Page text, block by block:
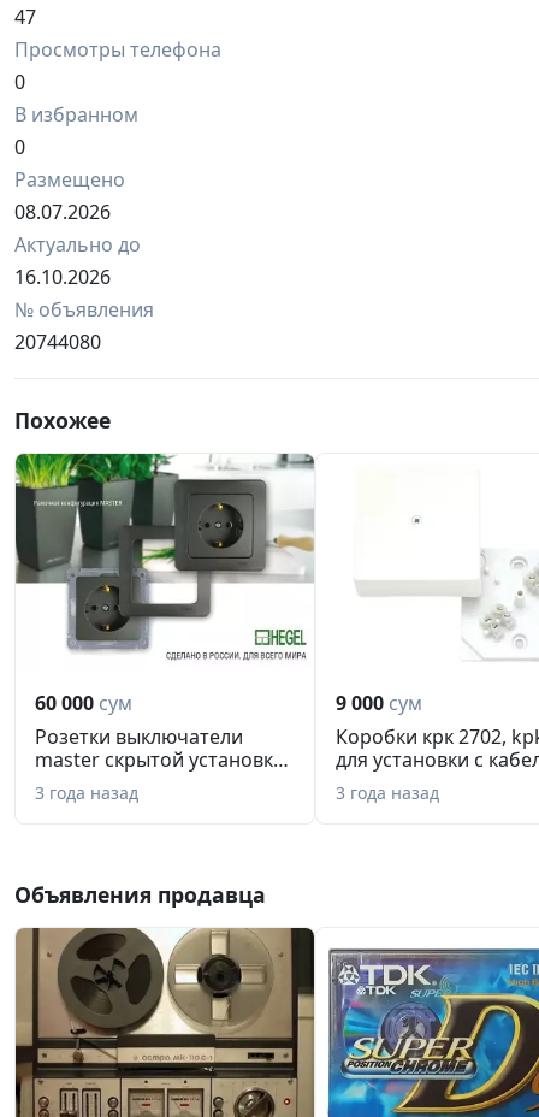
47
Просмотры телефона
0
В избранном
0
Размещено
08.07.2026
Актуально до
16.10.2026
№ объявления
20744080
Похожее
60 000 сум
Розетки выключатели
master скрытой установки
чёрны...
3 года назад
9 000 сум
Коробки крк 2702,
для установки с
3 года назад
Объявления продавца